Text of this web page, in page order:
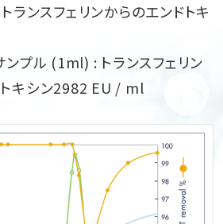
ランスフェリンからのエンドトキ
ンプル (1ml) : トランスフェリン
キシン2982 EU / ml